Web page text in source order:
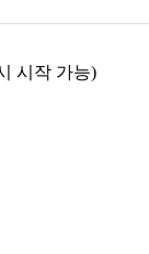
시작 가능)